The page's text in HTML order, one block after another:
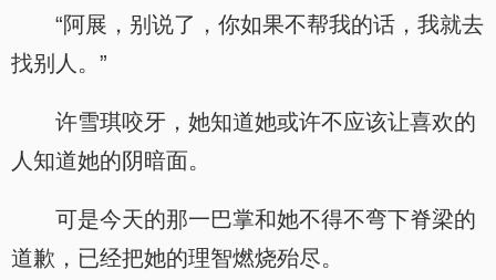
“阿展，别说了，你如果不帮我的话，我就去
找别人。”
许雪琪咬牙，她知道她或许不应该让喜欢的
人知道她的阴暗面。
可是今天的那一巴掌和她不得不弯下脊梁的
道歉，已经把她的理智燃烧殆尽。